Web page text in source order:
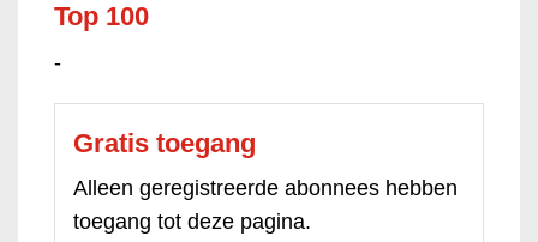
Top 100
-
Gratis toegang
Alleen geregistreerde abonnees hebben
toegang tot deze pagina.